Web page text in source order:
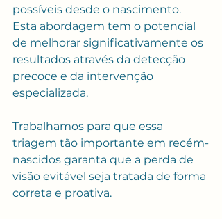
possíveis desde o nascimento.
Esta abordagem tem o potencial
de melhorar significativamente os
resultados através da detecção
precoce e da intervenção
especializada.
Trabalhamos para que essa
triagem tão importante em recém-
nascidos garanta que a perda de
visão evitável seja tratada de forma
correta e proativa.